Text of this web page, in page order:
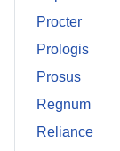
Procter
Prologis
Prosus
Regnum
Reliance